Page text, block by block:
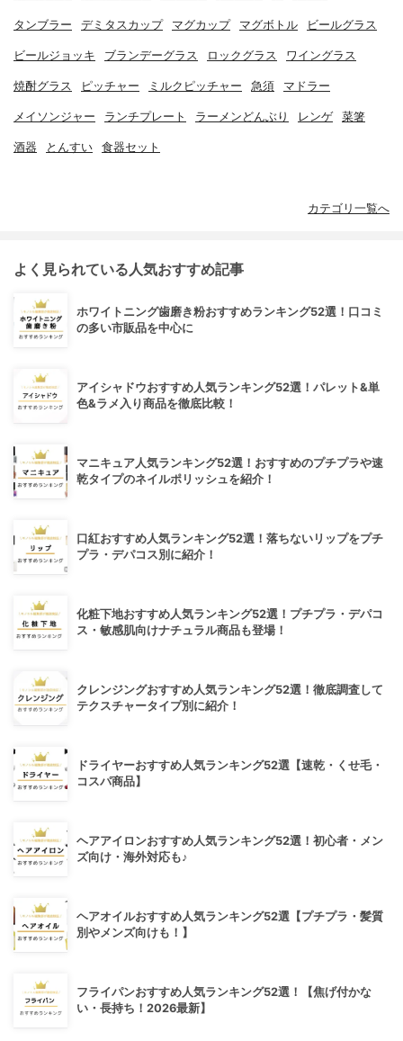
タンブラー デミタスカップ マグカップ マグボトル ビールグラス
ビールジョッキ ブランデーグラス ロックグラス ワイングラス
焼酎グラス ピッチャー ミルクピッチャー 急須 マドラー
メイソンジャー ランチプレート ラーメンどんぶり レンゲ 菜箸
酒器 とんすい 食器セット
カテゴリ一覧へ
よく見られている人気おすすめ記事
ホワイトニング歯磨き粉おすすめランキング52選！口コミ
の多い市販品を中心に
アイシャドウおすすめ人気ランキング52選！パレット&単
色&ラメ入り商品を徹底比較！
マニキュア人気ランキング52選！おすすめのプチプラや速
乾タイプのネイルポリッシュを紹介！
口紅おすすめ人気ランキング52選！落ちないリップをプチ
プラ・デパコス別に紹介！
化粧下地おすすめ人気ランキング52選！プチプラ・デパコ
ス・敏感肌向けナチュラル商品も登場！
クレンジングおすすめ人気ランキング52選！徹底調査して
テクスチャータイプ別に紹介！
ドライヤーおすすめ人気ランキング52選【速乾・くせ毛・
コスパ商品】
ヘアアイロンおすすめ人気ランキング52選！初心者・メン
ズ向け・海外対応も♪
ヘアオイルおすすめ人気ランキング52選【プチプラ・髪質
別やメンズ向けも！】
フライパンおすすめ人気ランキング52選！【焦げ付かな
い・長持ち！2026最新】